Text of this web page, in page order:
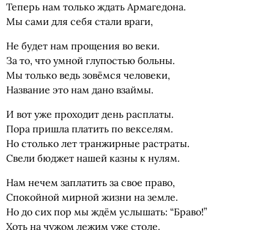
Теперь нам только ждать Армагедона.
Мы сами для себя стали враги,
Не будет нам прощения во веки.
За то, что умной глупостью больны.
Мы только ведь зовёмся человеки,
Название это нам дано взаймы.
И вот уже проходит день расплаты.
Пора пришла платить по векселям.
Но столько лет транжирные растраты.
Свели бюджет нашей казны к нулям.
Нам нечем заплатить за свое право,
Спокойной мирной жизни на земле.
Но до сих пор мы ждём услышать: “Браво!”
Хоть на чужом лежим уже столе.